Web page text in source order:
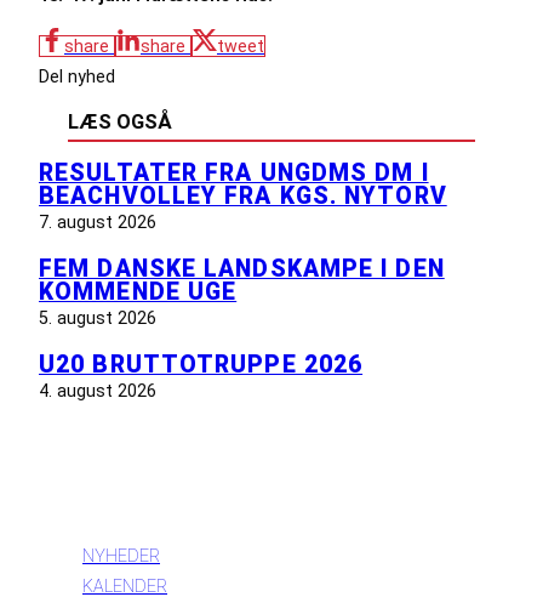
share share
tweet
Del nyhed
LÆS OGSÅ
RESULTATER FRA UNGDMS DM I
BEACHVOLLEY FRA KGS. NYTORV
7. august 2026
FEM DANSKE LANDSKAMPE I DEN
KOMMENDE UGE
5. august 2026
U20 BRUTTOTRUPPE 2026
4. august 2026
NYHEDER
KALENDER